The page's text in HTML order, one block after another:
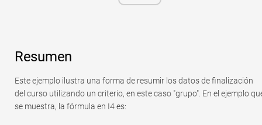
Resumen
Este ejemplo ilustra una forma de resumir los datos de finalización
del curso utilizando un criterio, en este caso "grupo". En el ejemplo
se muestra, la fórmula en I4 es: